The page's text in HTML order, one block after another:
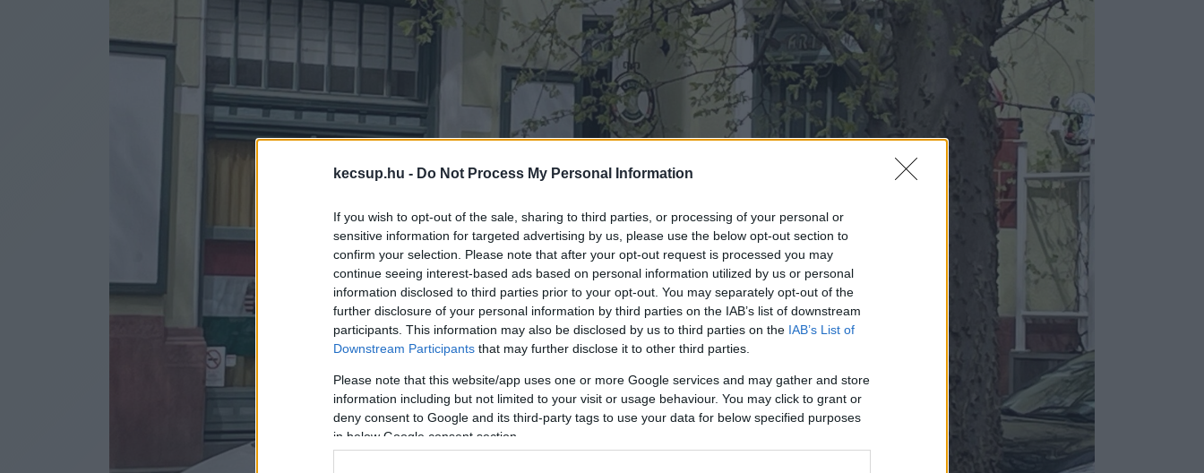
kecsup.hu - Do Not Process My Personal Information
If you wish to opt-out of the sale, sharing to third parties, or processing of your personal or
sensitive information for targeted advertising by us, please use the below opt-out section to
confirm your selection. Please note that after your opt-out request is processed you may
continue seeing interest-based ads based on personal information utilized by us or personal
information disclosed to third parties prior to your opt-out. You may separately opt-out of the
further disclosure of your personal information by third parties on the IAB’s list of downstream
participants. This information may also be disclosed by us to third parties on the IAB’s List of
Downstream Participants that may further disclose it to other third parties.
Please note that this website/app uses one or more Google services and may gather and store
information including but not limited to your visit or usage behaviour. You may click to grant or
deny consent to Google and its third-party tags to use your data for below specified purposes
in below Google consent section.